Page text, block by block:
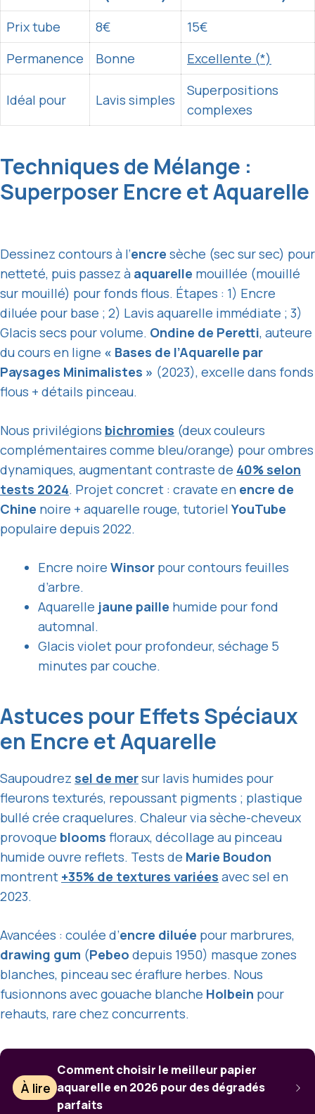
Prix tube
8€
15€
Permanence
Bonne Excellente (*)
Idéal pour Lavis simples
Superpositions
complexes
Techniques de Mélange :
Superposer Encre et Aquarelle
Dessinez contours à l’encre sèche (sec sur sec) pour
netteté, puis passez à aquarelle mouillée (mouillé
sur mouillé) pour fonds flous. Étapes : 1) Encre
diluée pour base ; 2) Lavis aquarelle immédiate ; 3)
Glacis secs pour volume. Ondine de Peretti, auteure
du cours en ligne « Bases de l’Aquarelle par
Paysages Minimalistes » (2023), excelle dans fonds
flous + détails pinceau.
Nous privilégions bichromies (deux couleurs
complémentaires comme bleu/orange) pour ombres
dynamiques, augmentant contraste de 40% selon
tests 2024. Projet concret : cravate en encre de
Chine noire + aquarelle rouge, tutorielYouTube
populaire depuis 2022.
Encre noire Winsor pour contours feuilles
d’arbre.
Aquarelle jaune paille humide pour fond
automnal.
Glacis violet pour profondeur, séchage 5
minutes par couche.
Astuces pour Effets Spéciaux
en Encre et Aquarelle
Saupoudrez sel de mersur lavis humides pour
fleurons texturés, repoussant pigments ; plastique
bullé crée craquelures. Chaleur via sèche-cheveux
provoque blooms floraux, décollage au pinceau
humide ouvre reflets. Tests de Marie Boudon
montrent +35% de textures variées avec sel en
2023.
Avancées : coulée d’encre diluée pour marbrures,
drawing gum (Pebeo depuis 1950) masque zones
blanches, pinceau sec éraflure herbes. Nous
fusionnons avec gouache blanche Holbein pour
rehauts, rare chez concurrents.
À lire
Comment choisir le meilleur papier
aquarelle en 2026 pour des dégradés
parfaits